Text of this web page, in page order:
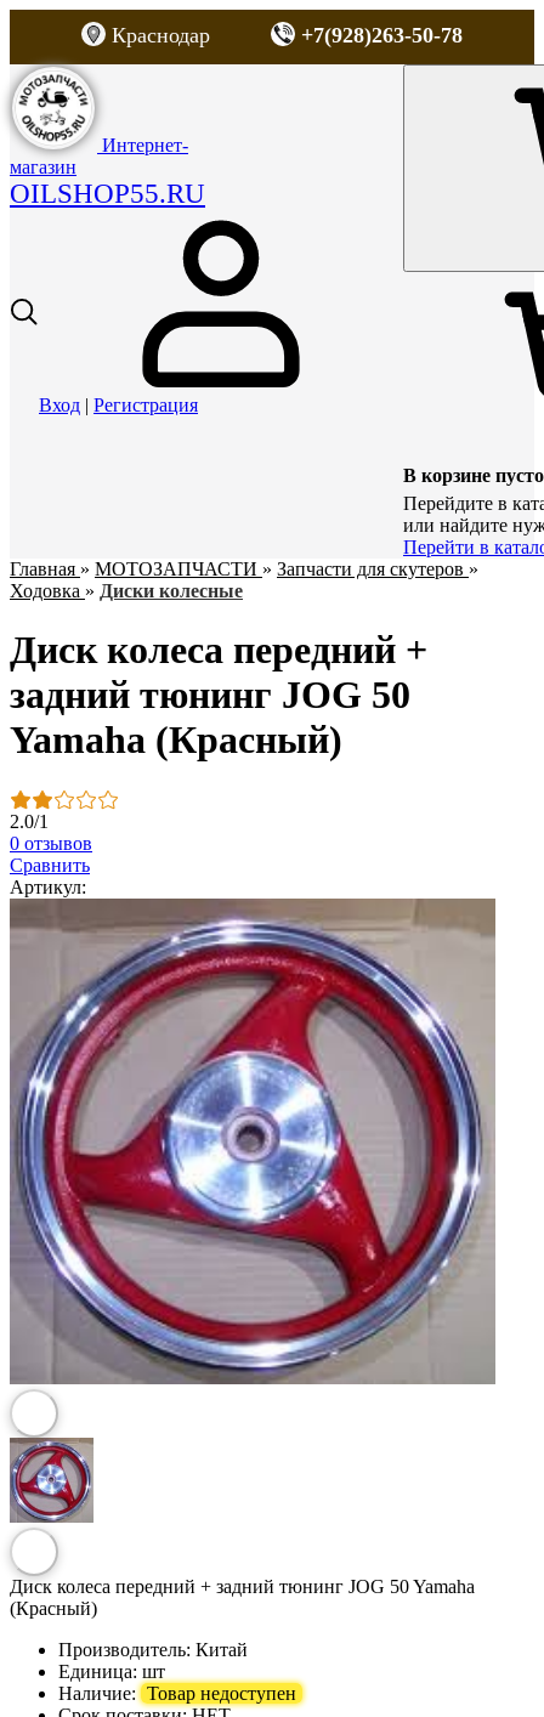
Краснодар +7(928)263-50-78
Интернет-
магазин
OILSHOP55.RU
Вход | Регистрация
В корзине пусто
Перейдите в
или найдите
Перейти в
Главная » МОТОЗАПЧАСТИ » Запчасти для скутеров »
Ходовка » Диски колесные
Диск колеса передний +
задний тюнинг JOG 50
Yamaha (Красный)
2.0/1
0 отзывов
Сравнить
Артикул:
Диск колеса передний + задний тюнинг JOG 50 Yamaha
(Красный)
Производитель: Китай
Единица: шт
Наличие: Товар недоступен